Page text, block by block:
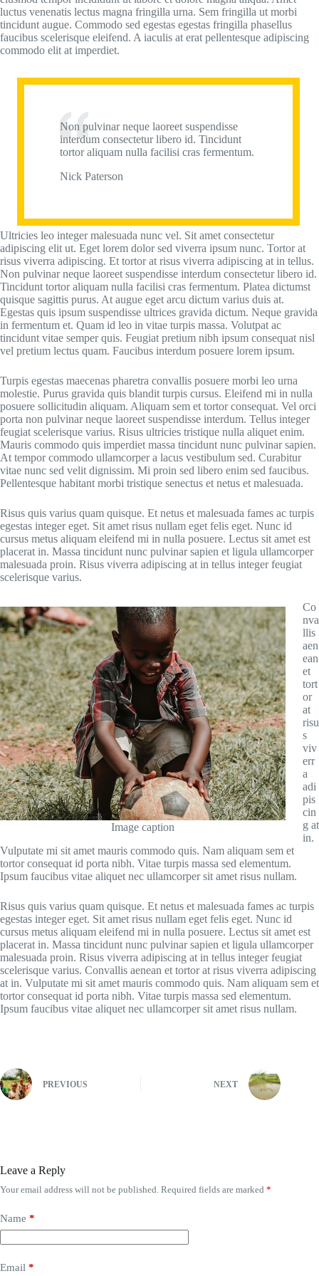
luctus venenatis lectus magna fringilla urna. Sem fringilla ut morbi
tincidunt augue. Commodo sed egestas egestas fringilla phasellus
faucibus scelerisque eleifend. A iaculis at erat pellentesque adipiscing
commodo elit at imperdiet.
Non pulvinar neque laoreet suspendisse
interdum consectetur libero id. Tincidunt
tortor aliquam nulla facilisi cras fermentum.
Nick Paterson
Ultricies leo integer malesuada nunc vel. Sit amet consectetur
adipiscing elit ut. Eget lorem dolor sed viverra ipsum nunc. Tortor at
risus viverra adipiscing. Et tortor at risus viverra adipiscing at in tellus.
Non pulvinar neque laoreet suspendisse interdum consectetur libero id.
Tincidunt tortor aliquam nulla facilisi cras fermentum. Platea dictumst
quisque sagittis purus. At augue eget arcu dictum varius duis at.
Egestas quis ipsum suspendisse ultrices gravida dictum. Neque gravida
in fermentum et. Quam id leo in vitae turpis massa. Volutpat ac
tincidunt vitae semper quis. Feugiat pretium nibh ipsum consequat nisl
vel pretium lectus quam. Faucibus interdum posuere lorem ipsum.
Turpis egestas maecenas pharetra convallis posuere morbi leo urna
molestie. Purus gravida quis blandit turpis cursus. Eleifend mi in nulla
posuere sollicitudin aliquam. Aliquam sem et tortor consequat. Vel orci
porta non pulvinar neque laoreet suspendisse interdum. Tellus integer
feugiat scelerisque varius. Risus ultricies tristique nulla aliquet enim.
Mauris commodo quis imperdiet massa tincidunt nunc pulvinar sapien.
At tempor commodo ullamcorper a lacus vestibulum sed. Curabitur
vitae nunc sed velit dignissim. Mi proin sed libero enim sed faucibus.
Pellentesque habitant morbi tristique senectus et netus et malesuada.
Risus quis varius quam quisque. Et netus et malesuada fames ac turpis
egestas integer eget. Sit amet risus nullam eget felis eget. Nunc id
cursus metus aliquam eleifend mi in nulla posuere. Lectus sit amet est
placerat in. Massa tincidunt nunc pulvinar sapien et ligula ullamcorper
malesuada proin. Risus viverra adipiscing at in tellus integer feugiat
scelerisque varius.
Image caption
Co
nva
llis
aen
ean
et
tort
or
at
risu
s
viv
err
a
adi
pis
cin
g at
in.
Vulputate mi sit amet mauris commodo quis. Nam aliquam sem et
tortor consequat id porta nibh. Vitae turpis massa sed elementum.
Ipsum faucibus vitae aliquet nec ullamcorper sit amet risus nullam.
Risus quis varius quam quisque. Et netus et malesuada fames ac turpis
egestas integer eget. Sit amet risus nullam eget felis eget. Nunc id
cursus metus aliquam eleifend mi in nulla posuere. Lectus sit amet est
placerat in. Massa tincidunt nunc pulvinar sapien et ligula ullamcorper
malesuada proin. Risus viverra adipiscing at in tellus integer feugiat
scelerisque varius. Convallis aenean et tortor at risus viverra adipiscing
at in. Vulputate mi sit amet mauris commodo quis. Nam aliquam sem et
tortor consequat id porta nibh. Vitae turpis massa sed elementum.
Ipsum faucibus vitae aliquet nec ullamcorper sit amet risus nullam.
PREVIOUS NEXT
Leave a Reply
Your email address will not be published. Required fields are marked *
Name *
Email *